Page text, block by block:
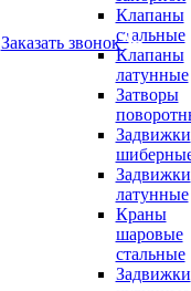
Клапаны
стальные
Клапаны
латунные
Затворы
Задвижки
Задвижки
латунные
Краны
шаровые
стальные
Задвижки
Заказать звонок